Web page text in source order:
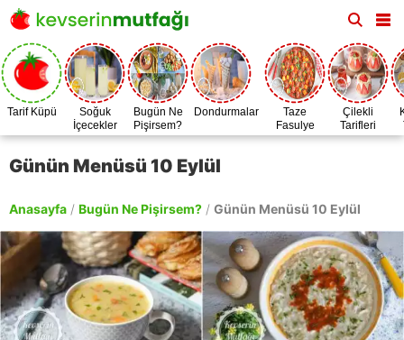
Tarif Küpü
Soğuk
İçecekler
Bugün Ne
Pişirsem?
Dondurmalar
Taze
Fasulye
Zamanı
Çilekli
Tarifleri
Günün Menüsü 10 Eylül
Anasayfa / Bugün Ne Pişirsem? / Günün Menüsü 10 Eylül